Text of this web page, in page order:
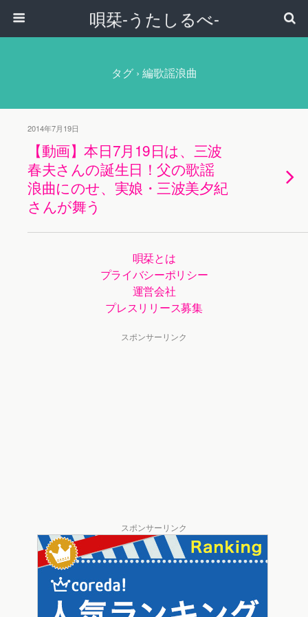
唄栞-うたしるべ-
タグ › 編歌謡浪曲
2014年7月19日
【動画】本日7月19日は、三波
春夫さんの誕生日！父の歌謡
浪曲にのせ、実娘・三波美夕紀
さんが舞う
唄栞とは
プライバシーポリシー
運営会社
プレスリリース募集
スポンサーリンク
スポンサーリンク